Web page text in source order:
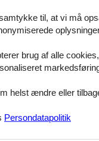
Gavekort
Tilbudsmail
-Feline Holidays A/
til, at vi må
brug af alle
helst ændre eller
Persondatapolitik